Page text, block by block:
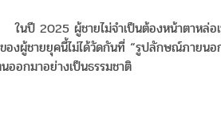
ปี 2025 ผู้ชายไม่จำเป็นต้องหน้าตาหล่อเ
องผู้ชายยุคนี้ไม่ได้วัดกันที่ “รูปลักษณ์ภายน
ออกมาอย่างเป็นธรรมชาติ